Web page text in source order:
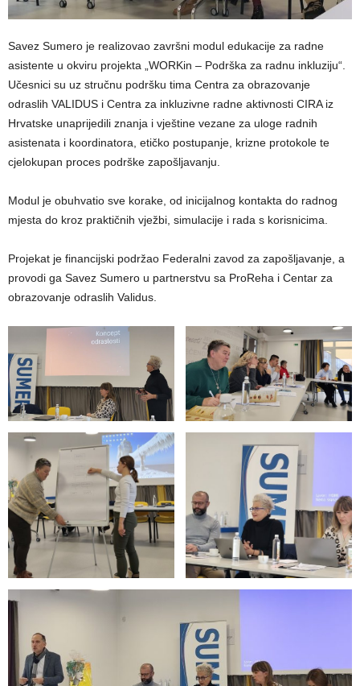
Savez Sumero je realizovao završni modul edukacije za radne
asistente u okviru projekta „WORKin – Podrška za radnu inkluziju“.
Učesnici su uz stručnu podršku tima Centra za obrazovanje
odraslih VALIDUS i Centra za inkluzivne radne aktivnosti CIRA iz
Hrvatske unaprijedili znanja i vještine vezane za uloge radnih
asistenata i koordinatora, etičko postupanje, krizne protokole te
cjelokupan proces podrške zapošljavanju.
Modul je obuhvatio sve korake, od inicijalnog kontakta do radnog
mjesta do kroz praktičnih vježbi, simulacije i rada s korisnicima.
Projekat je financijski podržao Federalni zavod za zapošljavanje, a
provodi ga Savez Sumero u partnerstvu sa ProReha i Centar za
obrazovanje odraslih Validus.